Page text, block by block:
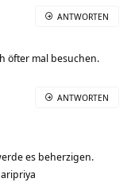
öfter mal besuchen.
ANTWORTEN
es beherzigen.
ANTWORTEN